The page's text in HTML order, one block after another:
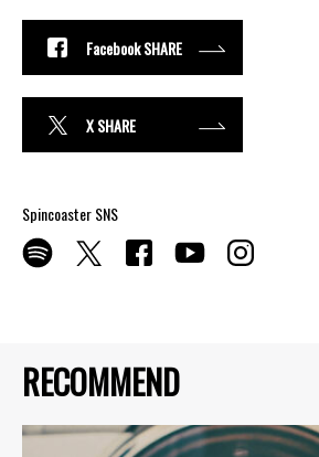
RECOMMEND
Facebook SHARE
X SHARE
Spincoaster SNS